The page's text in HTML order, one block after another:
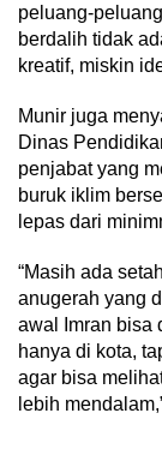
peluang-
berdalih tidak
kreatif, miskin
Munir juga
Dinas
penjabat yang
buruk iklim
lepas dari
“Masih ada
anugerah yang
awal Imran bisa
hanya di kota,
agar bisa
lebih